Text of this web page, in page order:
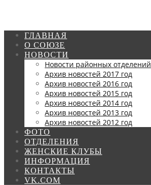
ГЛАВНАЯ
О СОЮЗЕ
НОВОСТИ
Новости районных отделений
Архив новостей 2017 год
Архив новостей 2016 год
Архив новостей 2015 год
Архив новостей 2014 год
Архив новостей 2013 год
Архив новостей 2012 год
ФОТО
ОТДЕЛЕНИЯ
ЖЕНСКИЕ КЛУБЫ
ИНФОРМАЦИЯ
КОНТАКТЫ
VK.COM